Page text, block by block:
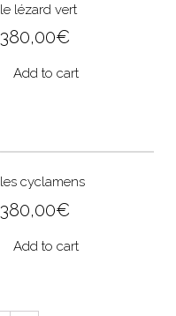
le lézard vert
380,00€
Add to cart
les cyclamens
380,00€
Add to cart